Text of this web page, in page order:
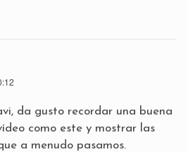
da gusto recordar una buena
como este y mostrar las
a menudo pasamos.